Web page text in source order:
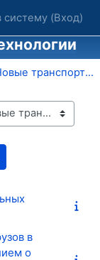
(Вход)
НИЦ Новые транспортные технологии
курса
в
о